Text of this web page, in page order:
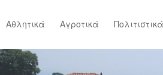
Αθλητικά Αγροτικά Πολιτιστικά